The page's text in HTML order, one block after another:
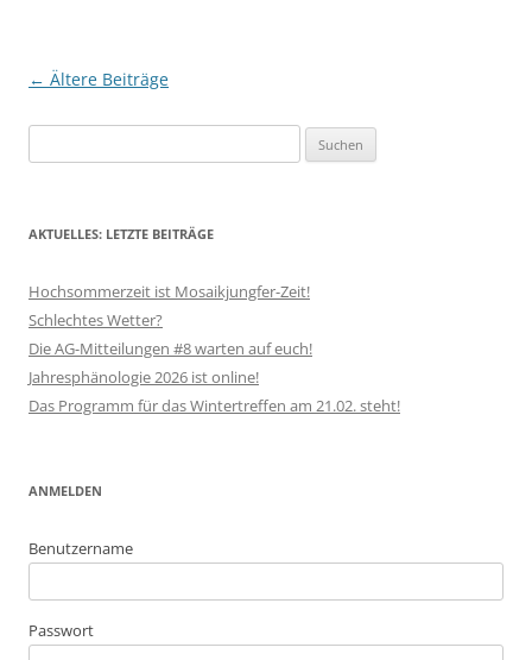
Beitragsnavigation
← Ältere Beiträge
nach:
AKTUELLES: LETZTE BEITRÄGE
Hochsommerzeit ist Mosaikjungfer-Zeit!
Schlechtes Wetter?
Die AG-Mitteilungen #8 warten auf euch!
Jahresphänologie 2026 ist online!
Das Programm für das Wintertreffen am 21.02. steht!
ANMELDEN
Benutzername
Passwort